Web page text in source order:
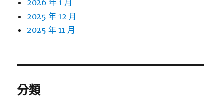
2026 年 1 月
2025 年 12 月
2025 年 11 月
分類